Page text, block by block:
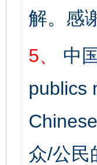
解。感
5、
中
publics
众/公民